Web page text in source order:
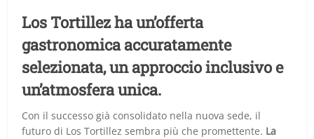
Los Tortillez ha un’offerta
gastronomica accuratamente
selezionata, un approccio inclusivo e
un’atmosfera unica.
Con il successo già consolidato nella nuova sede, il
futuro di Los Tortillez sembra più che promettente. La